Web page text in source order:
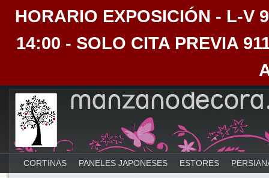
HORARIO EXPOSICIÓN - L-V
14:00 - SOLO CITA PREVIA
CORTINAS PANELES JAPONESES ESTORES